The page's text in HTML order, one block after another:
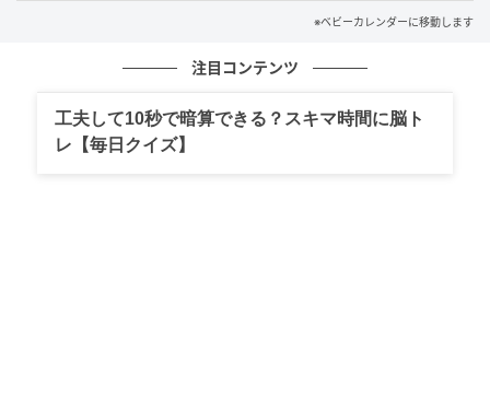
ただ、私が気がかりだったのは、夫の服装。「普段ラ
べるわけがない……」。そう考えた私は、前もって夫の
服を用意することにしました。
目指すは、落ち着きのあるオフィスカジュアルスタイ
※ベビーカレンダーに移動します
注目コンテンツ
工夫して10秒で暗算できる？スキマ時間に脳ト
レ【毎日クイズ】